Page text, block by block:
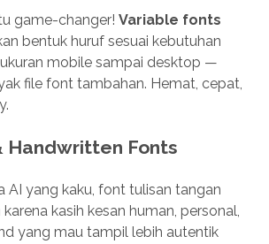
game-changer! Variable fonts
bentuk huruf sesuai kebutuhan
mobile sampai desktop —
file font tambahan. Hemat, cepat,
Handwritten Fonts
AI yang kaku, font tulisan tangan
kasih kesan human, personal,
yang mau tampil lebih autentik